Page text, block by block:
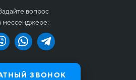
вопрос
мессенджере:
ЗВОНОК